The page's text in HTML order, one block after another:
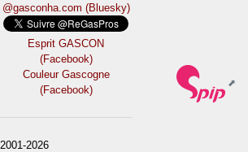
@gasconha.com (Bluesky)
Esprit GASCON
(Facebook)
Couleur Gascogne
(Facebook)
2001-2026